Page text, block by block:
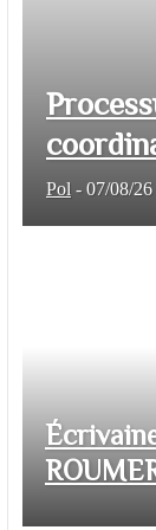
Pol - 07/08/26